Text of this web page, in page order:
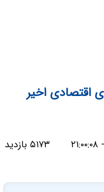
۵۱۷۳ بازدید